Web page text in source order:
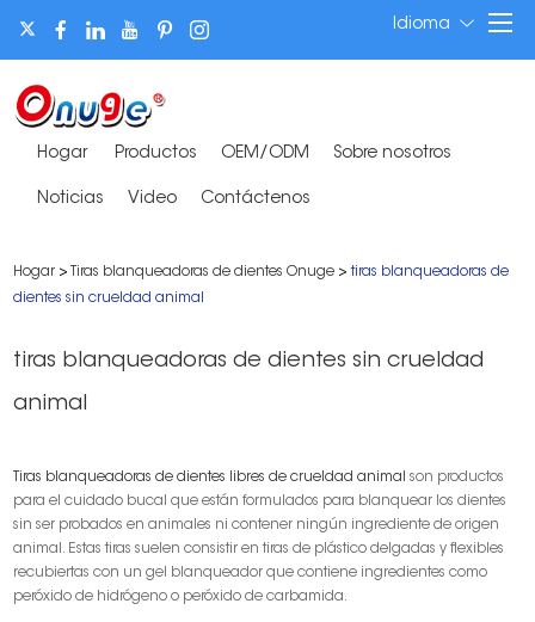
Idioma
Hogar Productos OEM/ODM Sobre nosotros
Noticias Video Contáctenos
Hogar > Tiras blanqueadoras de dientes Onuge >tiras blanqueadoras de
dientes sin crueldad animal
tiras blanqueadoras de dientes sin crueldad
animal
Tiras blanqueadoras de dientes libres de crueldad animalson productos
para el cuidado bucal que están formulados para blanquear los dientes
sin ser probados en animales ni contener ningún ingrediente de origen
animal. Estas tiras suelen consistir en tiras de plástico delgadas y flexibles
recubiertas con un gel blanqueador que contiene ingredientes como
peróxido de hidrógeno o peróxido de carbamida.